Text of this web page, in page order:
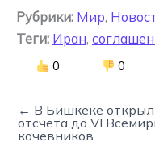
Рубрики: Мир,
Теги: Иран,
0 0
← В Бишкеке
отсчета до VI
кочевников